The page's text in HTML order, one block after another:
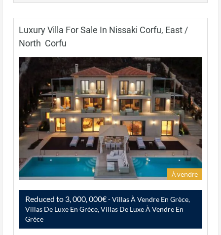
Luxury Villa For Sale In Nissaki Corfu, East /
North Corfu
À vendre
Reduced to 3, 000, 000€- Villas À Vendre En Grèce,
Villas De Luxe En Grèce, Villas De Luxe À Vendre En
Grèce